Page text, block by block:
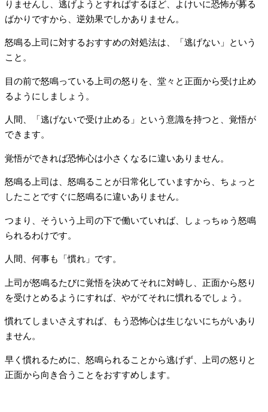
りませんし、逃げようとすればするほど、よけいに恐怖が募る
ばかりですから、逆効果でしかありません。
怒鳴る上司に対するおすすめの対処法は、「逃げない」という
こと。
目の前で怒鳴っている上司の怒りを、堂々と正面から受け止め
るようにしましょう。
人間、「逃げないで受け止める」という意識を持つと、覚悟が
できます。
覚悟ができれば恐怖心は小さくなるに違いありません。
怒鳴る上司は、怒鳴ることが日常化していますから、ちょっと
したことですぐに怒鳴るに違いありません。
つまり、そういう上司の下で働いていれば、しょっちゅう怒鳴
られるわけです。
人間、何事も「慣れ」です。
上司が怒鳴るたびに覚悟を決めてそれに対峙し、正面から怒り
を受けとめるようにすれば、やがてそれに慣れるでしょう。
慣れてしまいさえすれば、もう恐怖心は生じないにちがいあり
ません。
早く慣れるために、怒鳴られることから逃げず、上司の怒りと
正面から向き合うことをおすすめします。